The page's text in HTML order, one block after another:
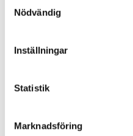
Nödvändig
Inställningar
Statistik
Marknadsföring
FröSticks till Papegoja med
banan och kokos
smak av banan och kokos.
bättre hälsa.